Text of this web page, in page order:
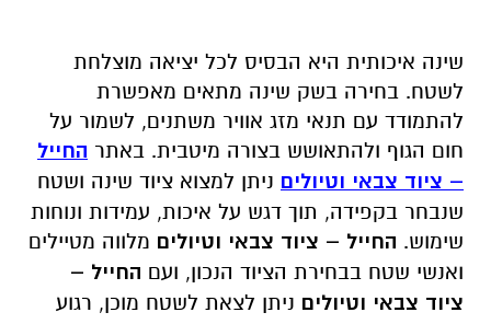
שינה איכותית היא הבסיס לכל יציאה מוצלחת
לשטח. בחירה בשק שינה מתאים מאפשרת
להתמודד עם תנאי מזג אוויר משתנים, לשמור על
חום הגוף ולהתאושש בצורה מיטבית. באתר החייל
– ציוד צבאי וטיולים ניתן למצוא ציוד שינה ושטח
שנבחר בקפידה, תוך דגש על איכות, עמידות ונוחות
שימוש. החייל – ציוד צבאי וטיולים מלווה מטיילים
ואנשי שטח בבחירת הציוד הנכון, ועם החייל –
ציוד צבאי וטיולים ניתן לצאת לשטח מוכן, רגוע